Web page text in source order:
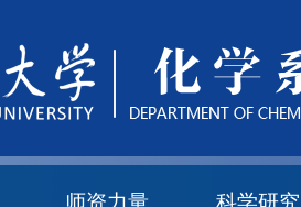
师资力量 科学研究